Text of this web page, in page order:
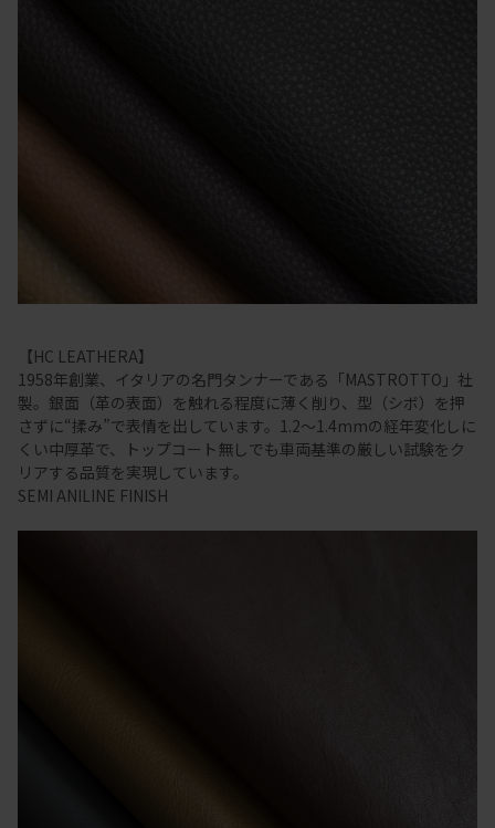
【HC LEATHERA】
1958年創業、イタリアの名門タンナーである「MASTROTTO」社
製。銀面（革の表面）を触れる程度に薄く削り、型（シボ）を押
さずに“揉み”で表情を出しています。1.2～1.4mmの経年変化しに
くい中厚革で、トップコート無しでも車両基準の厳しい試験をク
リアする品質を実現しています。
SEMI ANILINE FINISH